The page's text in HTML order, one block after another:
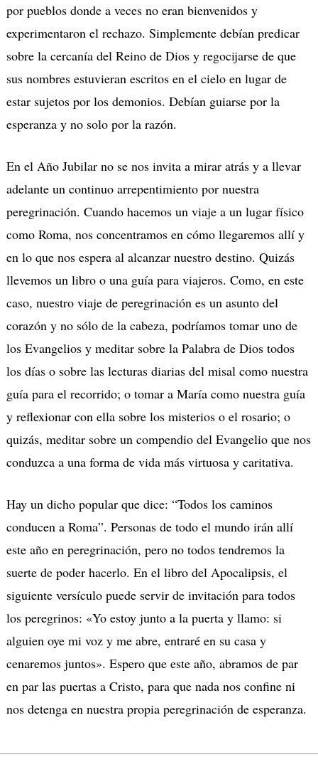
por pueblos donde a veces no eran bienvenidos y
experimentaron el rechazo. Simplemente debían predicar
sobre la cercanía del Reino de Dios y regocijarse de que
sus nombres estuvieran escritos en el cielo en lugar de
estar sujetos por los demonios. Debían guiarse por la
esperanza y no solo por la razón.
En el Año Jubilar no se nos invita a mirar atrás y a llevar
adelante un continuo arrepentimiento por nuestra
peregrinación. Cuando hacemos un viaje a un lugar físico
como Roma, nos concentramos en cómo llegaremos allí y
en lo que nos espera al alcanzar nuestro destino. Quizás
llevemos un libro o una guía para viajeros. Como, en este
caso, nuestro viaje de peregrinación es un asunto del
corazón y no sólo de la cabeza, podríamos tomar uno de
los Evangelios y meditar sobre la Palabra de Dios todos
los días o sobre las lecturas diarias del misal como nuestra
guía para el recorrido; o tomar a María como nuestra guía
y reflexionar con ella sobre los misterios o el rosario; o
quizás, meditar sobre un compendio del Evangelio que nos
conduzca a una forma de vida más virtuosa y caritativa.
Hay un dicho popular que dice: “Todos los caminos
conducen a Roma”. Personas de todo el mundo irán allí
este año en peregrinación, pero no todos tendremos la
suerte de poder hacerlo. En el libro del Apocalipsis, el
siguiente versículo puede servir de invitación para todos
los peregrinos: «Yo estoy junto a la puerta y llamo: si
alguien oye mi voz y me abre, entraré en su casa y
cenaremos juntos». Espero que este año, abramos de par
en par las puertas a Cristo, para que nada nos confine ni
nos detenga en nuestra propia peregrinación de esperanza.